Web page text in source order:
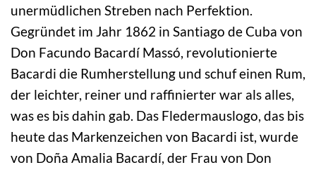
unermüdlichen Streben nach Perfektion.
Gegründet im Jahr 1862 in Santiago de Cuba von
Don Facundo Bacardí Massó, revolutionierte
Bacardi die Rumherstellung und schuf einen Rum,
der leichter, reiner und raffinierter war als alles,
was es bis dahin gab. Das Fledermauslogo, das bis
heute das Markenzeichen von Bacardi ist, wurde
von Doña Amalia Bacardí, der Frau von Don